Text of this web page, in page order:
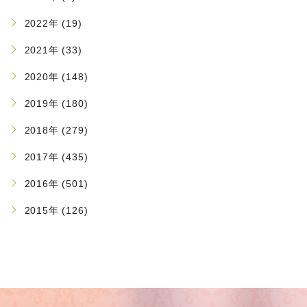
2022年 (19)
2021年 (33)
2020年 (148)
2019年 (180)
2018年 (279)
2017年 (435)
2016年 (501)
2015年 (126)